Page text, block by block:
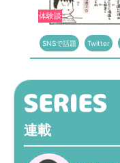
体験談
SNSで話題 Twitter
連載